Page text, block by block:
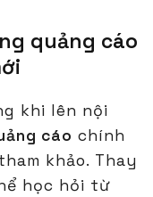
quảng cáo
khi lên nội
cáo chính
khảo. Thay
học hỏi từ